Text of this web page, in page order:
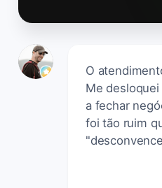
O
Me
a fechar
foi tão ruim